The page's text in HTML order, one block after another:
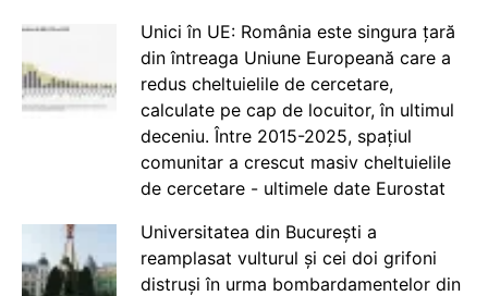
Unici în UE: România este singura țară
din întreaga Uniune Europeană care a
redus cheltuielile de cercetare,
calculate pe cap de locuitor, în ultimul
deceniu. Între 2015-2025, spațiul
comunitar a crescut masiv cheltuielile
de cercetare - ultimele date Eurostat
Universitatea din București a
reamplasat vulturul și cei doi grifoni
distruși în urma bombardamentelor din